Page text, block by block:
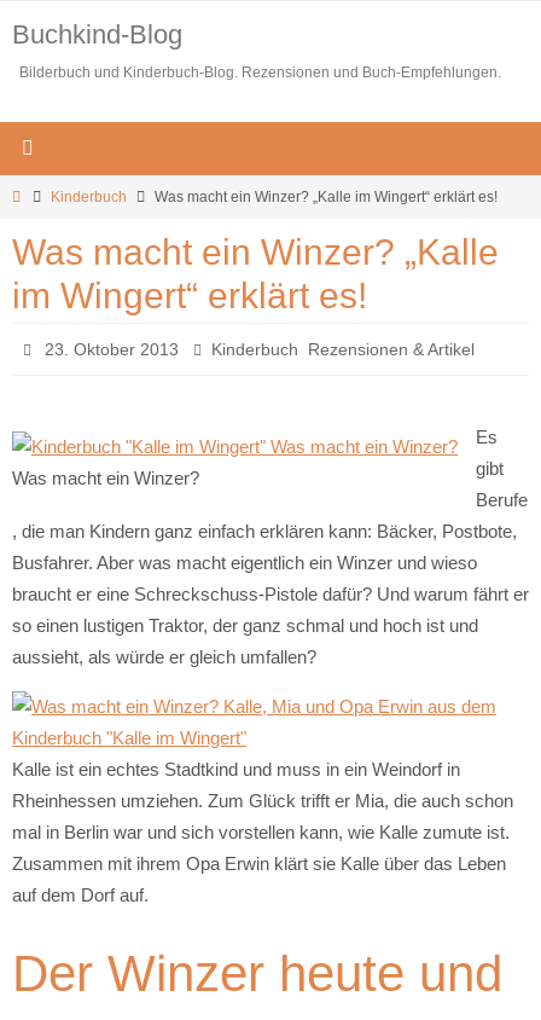
Inhalt
springen
Buchkind-Blog
Bilderbuch und Kinderbuch-Blog. Rezensionen und Buch-Empfehlungen.
StartKinderbuch Was macht ein Winzer? „Kalle im Wingert“ erklärt es!
Was macht ein Winzer? „Kalle
im Wingert“ erklärt es!
23. Oktober 2013 Kinderbuch Rezensionen & Artikel
Was macht ein Winzer?
Es
gibt
Berufe
, die man Kindern ganz einfach erklären kann: Bäcker, Postbote,
Busfahrer. Aber was macht eigentlich ein Winzer und wieso
braucht er eine Schreckschuss-Pistole dafür? Und warum fährt er
so einen lustigen Traktor, der ganz schmal und hoch ist und
aussieht, als würde er gleich umfallen?
Kalle ist ein echtes Stadtkind und muss in ein Weindorf in
Rheinhessen umziehen. Zum Glück trifft er Mia, die auch schon
mal in Berlin war und sich vorstellen kann, wie Kalle zumute ist.
Zusammen mit ihrem Opa Erwin klärt sie Kalle über das Leben
auf dem Dorf auf.
Der Winzer heute und